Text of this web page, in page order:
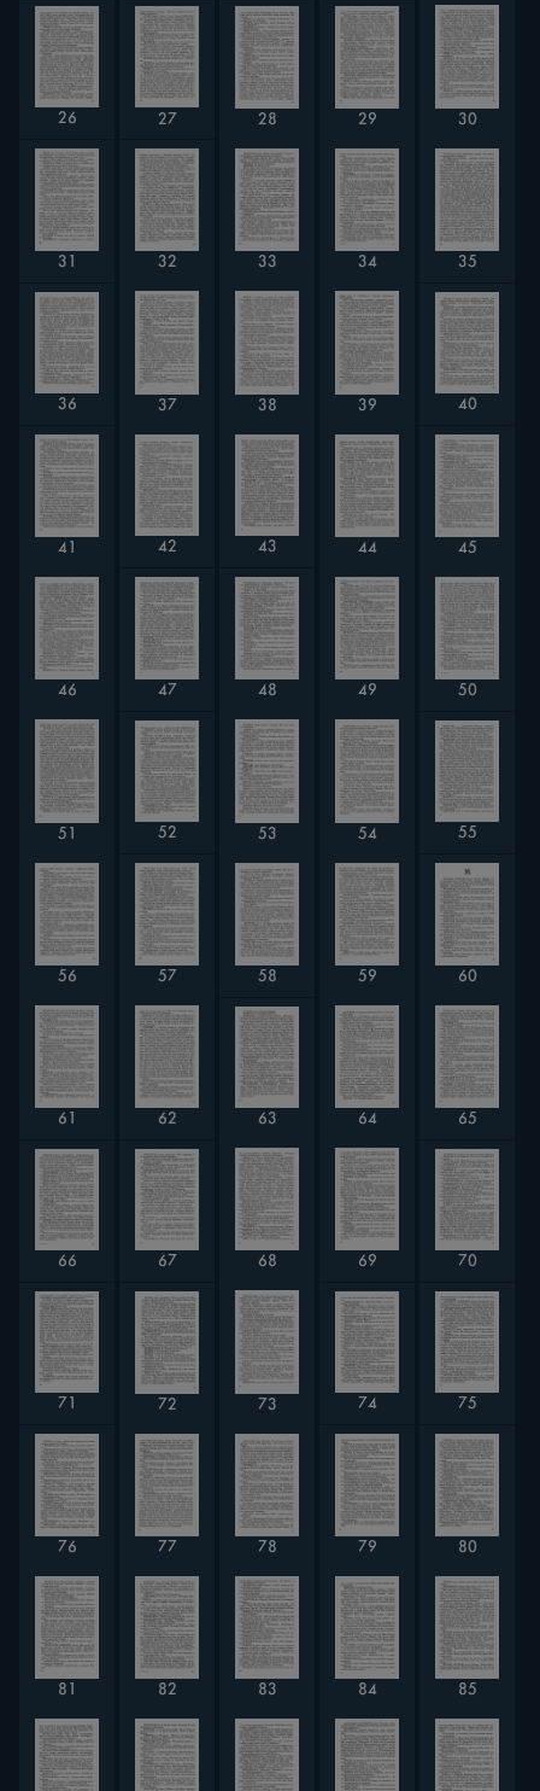
26 27 28 29 30
31 32 33 34 35
36 37 38 39 40
41 42 43 44 45
46 47 48 49 50
51 52 53 54 55
56 57 58 59 60
61 62 63 64 65
66 67 68 69 70
71 72 73 74 75
76 77 78 79 80
81 82 83 84 85